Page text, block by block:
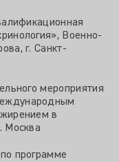
Военно-
г. Санкт-
мероприятия
в
Москва
программе